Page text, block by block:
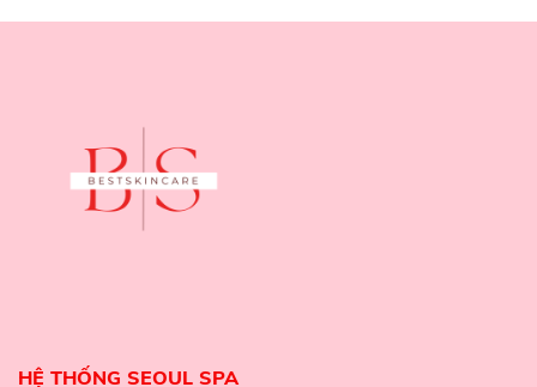
HỆ THỐNG SEOUL SPA